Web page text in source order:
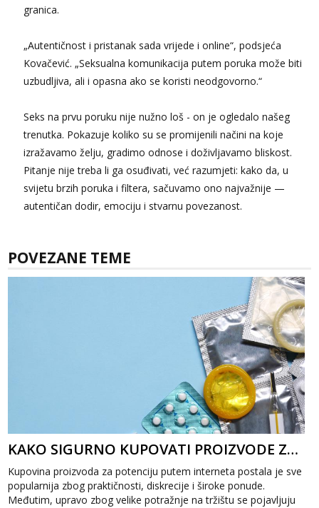
granica.
„Autentičnost i pristanak sada vrijede i online“, podsjeća
Kovačević. „Seksualna komunikacija putem poruka može biti
uzbudljiva, ali i opasna ako se koristi neodgovorno.“
Seks na prvu poruku nije nužno loš - on je ogledalo našeg
trenutka. Pokazuje koliko su se promijenili načini na koje
izražavamo želju, gradimo odnose i doživljavamo bliskost.
Pitanje nije treba li ga osuđivati, već razumjeti: kako da, u
svijetu brzih poruka i filtera, sačuvamo ono najvažnije —
autentičan dodir, emociju i stvarnu povezanost.
POVEZANE TEME
KAKO SIGURNO KUPOVATI PROIZVODE ZA POTENCIJU ONLINE?
Kupovina proizvoda za potenciju putem interneta postala je sve
popularnija zbog praktičnosti, diskrecije i široke ponude.
Međutim, upravo zbog velike potražnje na tržištu se pojavljuju